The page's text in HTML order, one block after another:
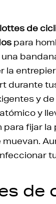
de
para
la
durante
y
y
para fijar la
de